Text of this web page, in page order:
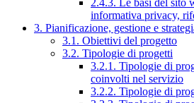
2.4.3. Le basi del sito
informativa privacy,
3. Pianificazione, gestione e
3.1. Obiettivi del progetto
3.2. Tipologie di progetti
3.2.1. Tipologie di
coinvolti nel servizio
3.2.2. Tipologie di